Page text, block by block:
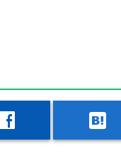
hatenabookmark